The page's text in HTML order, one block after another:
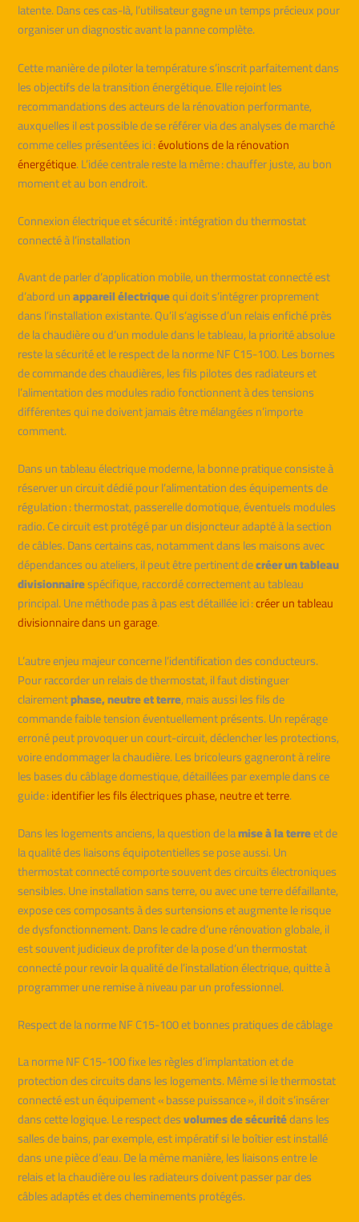
latente. Dans ces cas-là, l’utilisateur gagne un temps précieux pour
organiser un diagnostic avant la panne complète.
Cette manière de piloter la température s’inscrit parfaitement dans
les objectifs de la transition énergétique. Elle rejoint les
recommandations des acteurs de la rénovation performante,
auxquelles il est possible de se référer via des analyses de marché
comme celles présentées ici :évolutions de la rénovation
énergétique. L’idée centrale reste la même : chauffer juste, au bon
moment et au bon endroit.
Connexion électrique et sécurité : intégration du thermostat
connecté à l’installation
Avant de parler d’application mobile, un thermostat connecté est
d’abord unappareil électriquequi doit s’intégrer proprement
dans l’installation existante. Qu’il s’agisse d’un relais enfiché près
de la chaudière ou d’un module dans le tableau, la priorité absolue
reste la sécurité et le respect de la norme NF C15-100. Les bornes
de commande des chaudières, les fils pilotes des radiateurs et
l’alimentation des modules radio fonctionnent à des tensions
différentes qui ne doivent jamais être mélangées n’importe
comment.
Dans un tableau électrique moderne, la bonne pratique consiste à
réserver un circuit dédié pour l’alimentation des équipements de
régulation : thermostat, passerelle domotique, éventuels modules
radio. Ce circuit est protégé par un disjoncteur adapté à la section
de câbles. Dans certains cas, notamment dans les maisons avec
dépendances ou ateliers, il peut être pertinent decréer un tableau
divisionnairespécifique, raccordé correctement au tableau
principal. Une méthode pas à pas est détaillée ici :créer un tableau
divisionnaire dans un garage.
L’autre enjeu majeur concerne l’identification des conducteurs.
Pour raccorder un relais de thermostat, il faut distinguer
clairementphase, neutre et terre, mais aussi les fils de
commande faible tension éventuellement présents. Un repérage
erroné peut provoquer un court-circuit, déclencher les protections,
voire endommager la chaudière. Les bricoleurs gagneront à relire
les bases du câblage domestique, détaillées par exemple dans ce
guide :identifier les fils électriques phase, neutre et terre.
Dans les logements anciens, la question de lamise à la terreet de
la qualité des liaisons équipotentielles se pose aussi. Un
thermostat connecté comporte souvent des circuits électroniques
sensibles. Une installation sans terre, ou avec une terre défaillante,
expose ces composants à des surtensions et augmente le risque
de dysfonctionnement. Dans le cadre d’une rénovation globale, il
est souvent judicieux de profiter de la pose d’un thermostat
connecté pour revoir la qualité de l’installation électrique, quitte à
programmer une remise à niveau par un professionnel.
Respect de la norme NF C15-100 et bonnes pratiques de câblage
La norme NF C15-100 fixe les règles d’implantation et de
protection des circuits dans les logements. Même si le thermostat
connecté est un équipement « basse puissance », il doit s’insérer
dans cette logique. Le respect desvolumes de sécuritédans les
salles de bains, par exemple, est impératif si le boîtier est installé
dans une pièce d’eau. De la même manière, les liaisons entre le
relais et la chaudière ou les radiateurs doivent passer par des
câbles adaptés et des cheminements protégés.